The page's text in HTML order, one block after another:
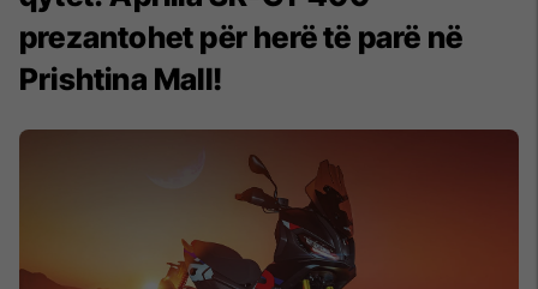
prezantohet për herë të parë në
Prishtina Mall!